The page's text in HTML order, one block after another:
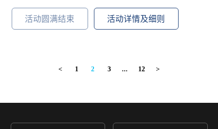
活动圆满结束 活动详情及细则
< 1 2 3 ... 12 >